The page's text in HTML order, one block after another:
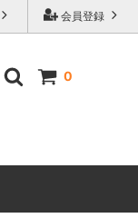
ゲームもメジャーど
者向けのスターター
会員登録
0